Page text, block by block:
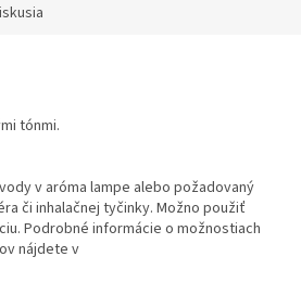
tónmi.
v aróma lampe alebo požadovaný
či inhalačnej tyčinky. Možno použiť
Podrobné informácie o možnostiach
nájdete v